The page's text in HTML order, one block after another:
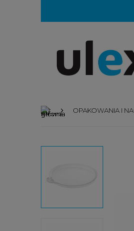
OPAKOWANIA I